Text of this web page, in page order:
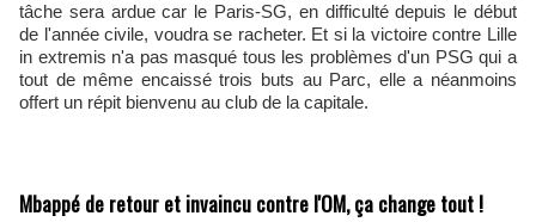
tâche sera ardue car le Paris-SG, en difficulté depuis le début
de l'année civile, voudra se racheter. Et si la victoire contre Lille
in extremis n'a pas masqué tous les problèmes d'un PSG qui a
tout de même encaissé trois buts au Parc, elle a néanmoins
offert un répit bienvenu au club de la capitale.
Mbappé de retour et invaincu contre l'OM, ça change tout !